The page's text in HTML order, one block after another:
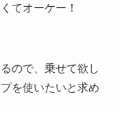
てオーケー！
ので、乗せて欲し
を使いたいと求め